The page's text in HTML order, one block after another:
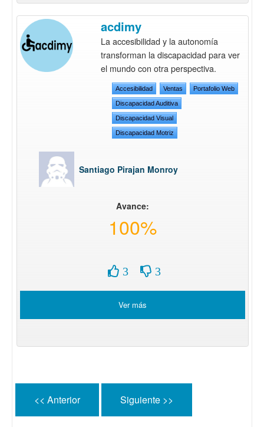
acdimy
La accesibilidad y la autonomía
transforman la discapacidad para ver
el mundo con otra perspectiva.
Accesibilidad Ventas Portafolio Web
Discapacidad Auditiva
Discapacidad Visual
Discapacidad Motriz
Santiago Pirajan Monroy
Avance:
100%
3 3
Ver más
<< Anterior Siguiente >>